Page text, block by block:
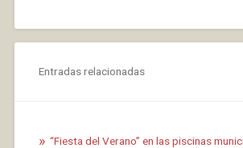
Entradas relacionadas
“Fiesta del Verano” en las piscinas